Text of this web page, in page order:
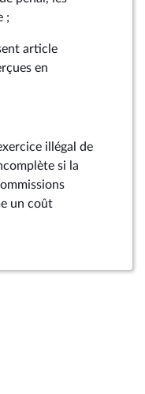
;
article
en
illégal de
si la
un coût